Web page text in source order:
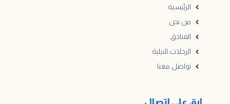
الرئيسية
من نحن
الفنادق
الرحلات النيلية
تواصل معنا